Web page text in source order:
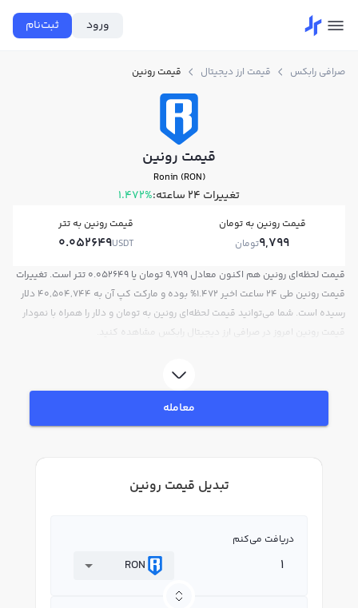
ورود ثبت‌نام
صرافی رابکس قیمت ارز دیجیتال قیمت رونین
قیمت رونین
Ronin (RON)
تغییرات ۲۴ ساعته: 1.472%
قیمت رونین به تومان
9,799تومان
قیمت رونین به تتر
0.052649USDT
قیمت لحظه‌ای رونین هم اکنون معادل 9,799 تومان یا 0.052649 تتر است. تغییرات
قیمت رونین طی 24 ساعت اخیر 1.472% بوده و مارکت کپ آن به 40,504,744 دلار
رسیده است. شما می‌توانید قیمت لحظه‌ای رونین به تومان و دلار را همراه با نمودار
قیمت رونین امروز در صرافی ارز دیجیتال رابکس مشاهده کنید.
معامله
تبدیل قیمت رونین
دریافت می‌کنم
RON